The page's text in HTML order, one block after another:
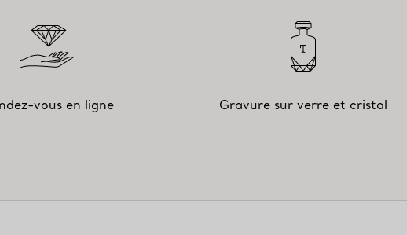
vous en ligne Gravure sur verre et cristal